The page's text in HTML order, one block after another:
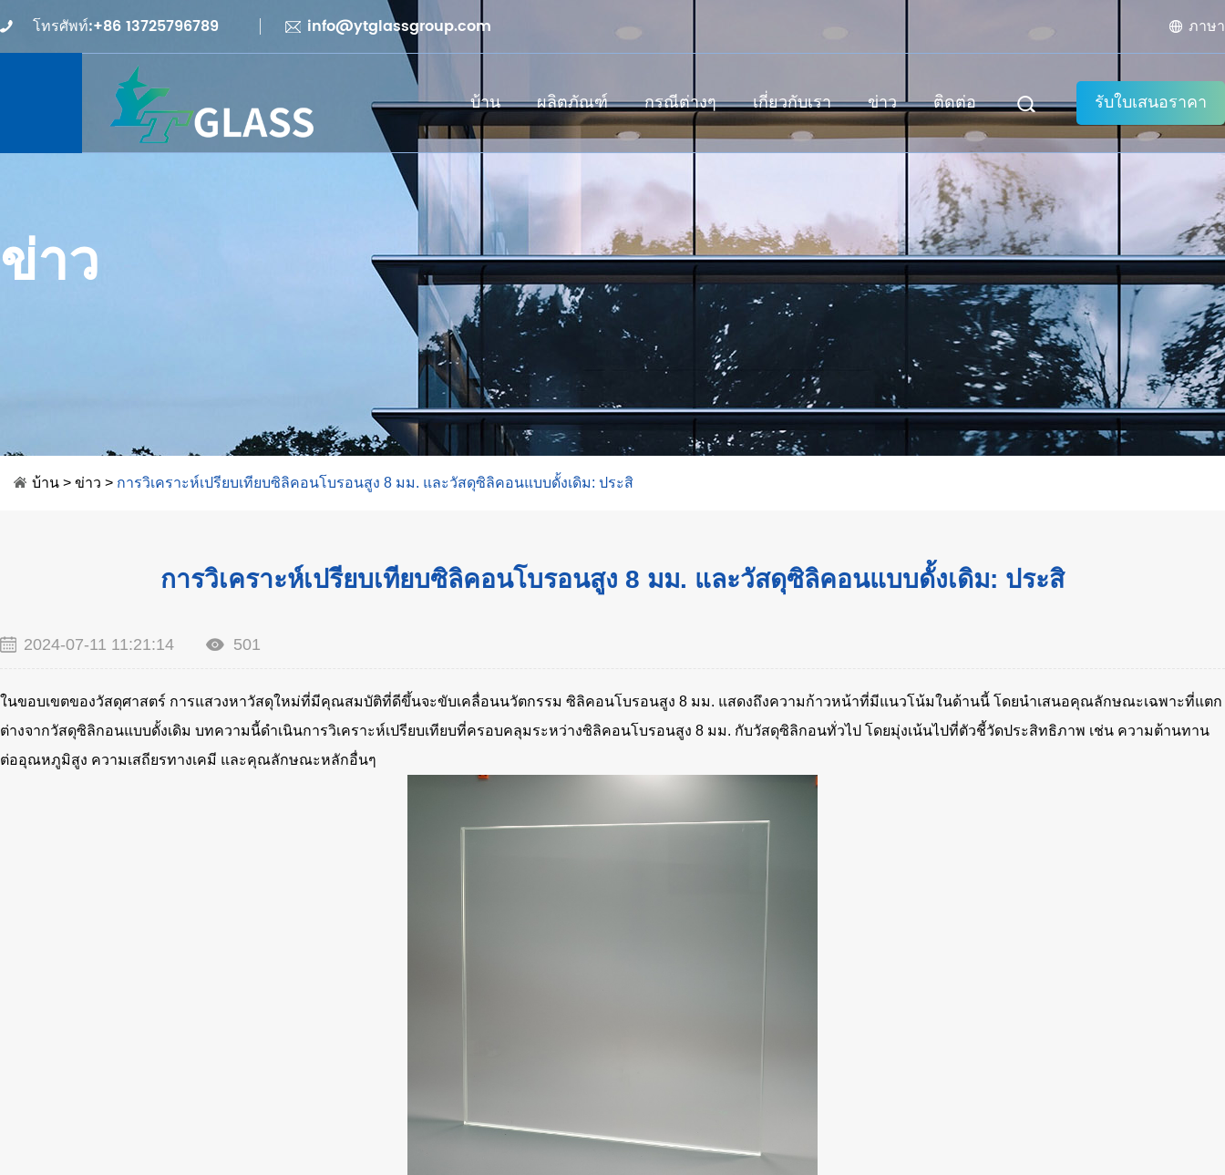
โทรศัพท์:+86 13725796789 info@ytglassgroup.com ภาษา
รับใบเสนอราคา
บ้าน ผลิตภัณฑ์ กรณีต่างๆ เกี่ยวกับเรา ข่าว ติดต่อ
ข่าว
บ้าน > ข่าว > การวิเคราะห์เปรียบเทียบซิลิคอนโบรอนสูง 8 มม. และวัสดุซิลิคอนแบบดั้งเดิม: ประสิ
การวิเคราะห์เปรียบเทียบซิลิคอนโบรอนสูง 8 มม. และวัสดุซิลิคอนแบบดั้งเดิม: ประสิ
2024-07-11 11:21:14 501
ในขอบเขตของวัสดุศาสตร์ การแสวงหาวัสดุใหม่ที่มีคุณสมบัติที่ดีขึ้นจะขับเคลื่อนนวัตกรรม ซิลิคอนโบรอนสูง 8 มม. แสดงถึงความก้าวหน้าที่มีแนวโน้มในด้านนี้ โดยนำเสนอคุณลักษณะเฉพาะที่แตก
ต่างจากวัสดุซิลิกอนแบบดั้งเดิม บทความนี้ดำเนินการวิเคราะห์เปรียบเทียบที่ครอบคลุมระหว่างซิลิคอนโบรอนสูง 8 มม. กับวัสดุซิลิกอนทั่วไป โดยมุ่งเน้นไปที่ตัวชี้วัดประสิทธิภาพ เช่น ความต้านทาน
ต่ออุณหภูมิสูง ความเสถียรทางเคมี และคุณลักษณะหลักอื่นๆ